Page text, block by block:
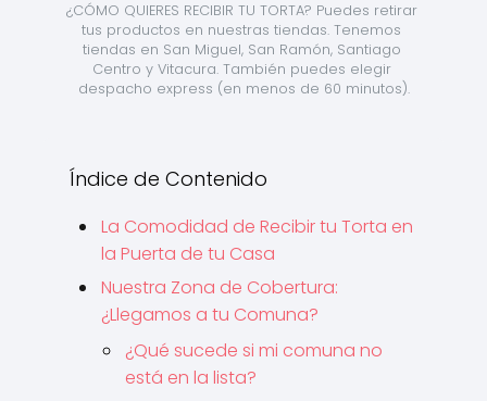
¿CÓMO QUIERES RECIBIR TU TORTA? Puedes retirar
tus productos en nuestras tiendas. Tenemos
tiendas en San Miguel, San Ramón, Santiago
Centro y Vitacura. También puedes elegir
despacho express (en menos de 60 minutos).
Índice de Contenido
La Comodidad de Recibir tu Torta en
la Puerta de tu Casa
Nuestra Zona de Cobertura:
¿Llegamos a tu Comuna?
¿Qué sucede si mi comuna no
está en la lista?